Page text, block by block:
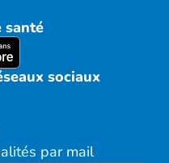
santé
sociaux
par mail